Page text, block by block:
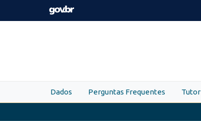
Skip to main content
Dados Perguntas Frequentes